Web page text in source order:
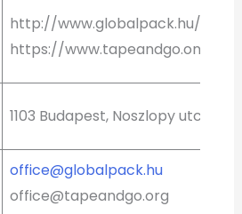
http://www.globalpack.hu/
https://www.tapeandgo.online/
1103 Budapest, Noszlopy utca 2.
office@globalpack.hu
office@tapeandgo.org